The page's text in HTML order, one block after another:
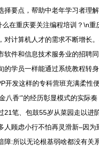
择要点，帮助中老年学习者理解
在重庆要关注编程培训？\n重
对计算机人才的需求不断增长
软件和信息技术服务业的招聘
的学员一样能通过系统教程转
开发这样的专科营班充满柔性
八香‘”的经历彰显模式的实际
21笔、包鼓55岁从菜园走以进
人顾虑小行不怕再灵滑新–因为
障:所以无论根基弱啥都没有关